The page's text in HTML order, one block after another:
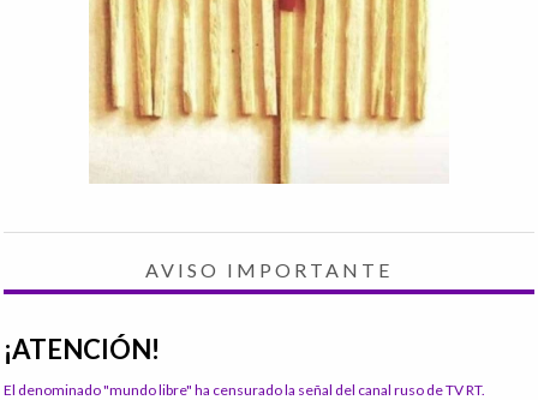
AVISO IMPORTANTE
¡ATENCIÓN!
El denominado "mundo libre" ha censurado la señal del canal ruso de TV RT.